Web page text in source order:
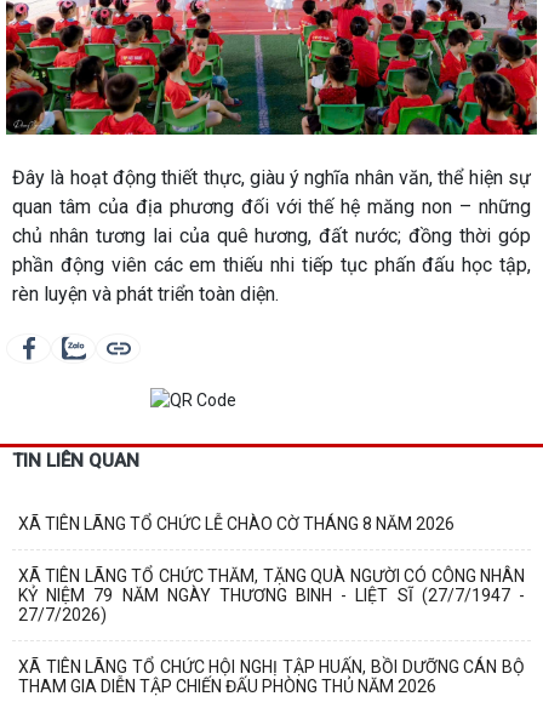
Đây là hoạt động thiết thực, giàu ý nghĩa nhân văn, thể hiện sự
quan tâm của địa phương đối với thế hệ măng non – những
chủ nhân tương lai của quê hương, đất nước; đồng thời góp
phần động viên các em thiếu nhi tiếp tục phấn đấu học tập,
rèn luyện và phát triển toàn diện.
TIN LIÊN QUAN
XÃ TIÊN LÃNG TỔ CHỨC LỄ CHÀO CỜ THÁNG 8 NĂM 2026
XÃ TIÊN LÃNG TỔ CHỨC THĂM, TẶNG QUÀ NGƯỜI CÓ CÔNG NHÂN
KỶ NIỆM 79 NĂM NGÀY THƯƠNG BINH - LIỆT SĨ (27/7/1947 -
27/7/2026)
XÃ TIÊN LÃNG TỔ CHỨC HỘI NGHỊ TẬP HUẤN, BỒI DƯỠNG CÁN BỘ
THAM GIA DIỄN TẬP CHIẾN ĐẤU PHÒNG THỦ NĂM 2026